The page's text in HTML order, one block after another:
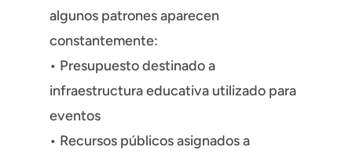
algunos patrones aparecen
constantemente:
• Presupuesto destinado a
infraestructura educativa utilizado para
eventos
• Recursos públicos asignados a